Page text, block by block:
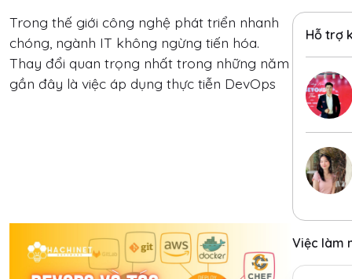
Trong thế giới công nghệ phát triển nhanh
chóng, ngành IT không ngừng tiến hóa.
Thay đổi quan trọng nhất trong những năm
gần đây là việc áp dụng thực tiễn DevOps
Hỗ trợ
Việc làm